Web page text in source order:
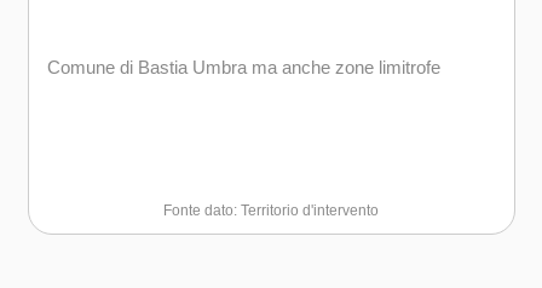
Comune di Bastia Umbra ma anche zone limitrofe
Fonte dato: Territorio d'intervento